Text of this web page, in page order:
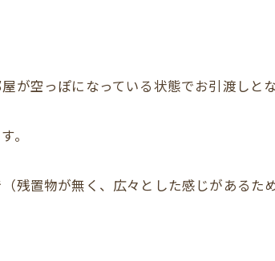
空っぽになっている状態でお引渡しとな
。
置物が無く、広々とした感じがあるた